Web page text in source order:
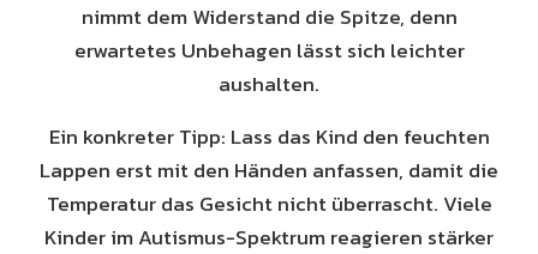
nimmt dem Widerstand die Spitze, denn
erwartetes Unbehagen lässt sich leichter
aushalten.
Ein konkreter Tipp: Lass das Kind den feuchten
Lappen erst mit den Händen anfassen, damit die
Temperatur das Gesicht nicht überrascht. Viele
Kinder im Autismus-Spektrum reagieren stärker